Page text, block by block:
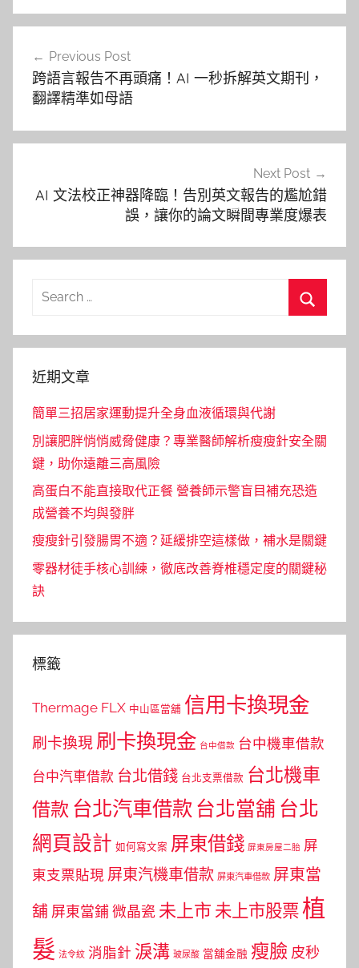
導
覽
Previous Post
跨語言報告不再頭痛！AI 一秒拆解英文期刊，
翻譯精準如母語
Next Post
AI 文法校正神器降臨！告別英文報告的尷尬錯
誤，讓你的論文瞬間專業度爆表
Search
近期文章
簡單三招居家運動提升全身血液循環與代謝
別讓肥胖悄悄威脅健康？專業醫師解析瘦瘦針安全關
鍵，助你遠離三高風險
高蛋白不能直接取代正餐 營養師示警盲目補充恐造
成營養不均與發胖
瘦瘦針引發腸胃不適？延緩排空這樣做，補水是關鍵
零器材徒手核心訓練，徹底改善脊椎穩定度的關鍵秘
訣
標籤
Thermage FLX 中山區當舖 信用卡換現金
刷卡換現 刷卡換現金 台中借款 台中機車借款
台中汽車借款 台北借錢 台北支票借款 台北機車
借款 台北汽車借款 台北當舖 台北
網頁設計 如何寫文案 屏東借錢 屏東房屋二胎 屏
東支票貼現 屏東汽機車借款 屏東汽車借款 屏東當
舖 屏東當鋪 微晶瓷 未上市 未上市股票植
髮 法令紋 消脂針 淚溝 玻尿酸 當舖金融 瘦臉 皮秒